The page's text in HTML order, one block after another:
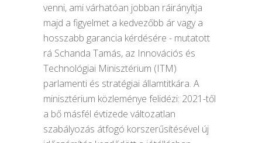
venni, ami várhatóan jobban ráirányítja
majd a figyelmet a kedvezőbb ár vagy a
hosszabb garancia kérdésére - mutatott
rá Schanda Tamás, az Innovációs és
Technológiai Minisztérium (ITM)
parlamenti és stratégiai államtitkára. A
minisztérium közleménye felidézi: 2021-től
a bő másfél évtizede változatlan
szabályozás átfogó korszerűsítésével új